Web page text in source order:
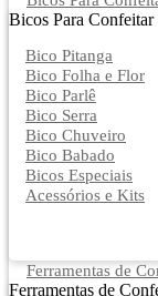
Bicos Para Confeitar
Bico Pitanga
Bico Folha e Flor
Bico Parlê
Bico Serra
Bico Chuveiro
Bico Babado
Bicos Especiais
Acessórios e Kits
Ferramentas de
Ferramentas de